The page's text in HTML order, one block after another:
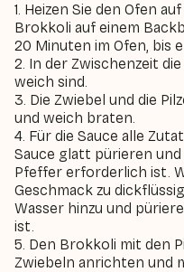
1. Heizen Sie den Ofen
Brokkoli auf einem
20 Minuten im Ofen, bis
2. In der Zwischenzeit
weich sind.
3. Die Zwiebel und die
und weich braten.
4. Für die Sauce alle
Sauce glatt pürieren
Pfeffer erforderlich ist.
Geschmack zu
Wasser hinzu und
ist.
5. Den Brokkoli mit den
Zwiebeln anrichten und